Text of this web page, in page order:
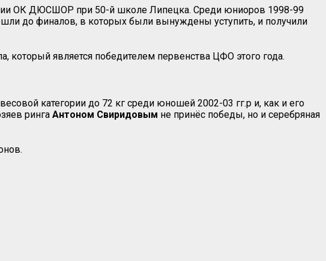
ОК ДЮСШОР при 50-й школе Липецка. Среди юниоров 1998-99
до финалов, в которых были вынуждены уступить, и получили
который является победителем первенства ЦФО этого года.
категории до 72 кг среди юношей 2002-03 гг.р и, как и его
ринга Антоном Свиридовым не принёс победы, но и серебряная